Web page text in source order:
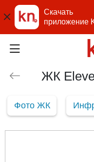
Скачать
приложение
ЖК
Фото ЖК